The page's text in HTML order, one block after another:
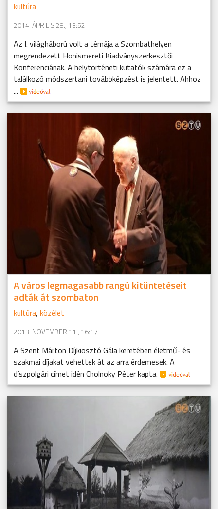
kultúra
2014. ÁPRILIS 28., 13:52
Az I. világháború volt a témája a Szombathelyen
megrendezett Honismereti Kiadványszerkesztői
Konferenciának. A helytörténeti kutatók számára ez a
találkozó módszertani továbbképzést is jelentett. Ahhoz
...
A város legmagasabb rangú kitüntetéseit
adták át szombaton
kultúra, közélet
2013. NOVEMBER 11., 16:17
A Szent Márton Díjkiosztó Gála keretében életmű- és
szakmai díjakat vehettek át az arra érdemesek. A
díszpolgári címet idén Cholnoky Péter kapta.